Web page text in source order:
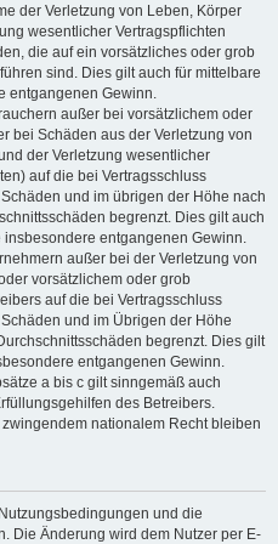
der Verletzung von Leben, Körper
wesentlicher Vertragspflichten
die auf ein vorsätzliches oder grob
sind. Dies gilt auch für mittelbare
entgangenen Gewinn.
außer bei vorsätzlichem oder
bei Schäden aus der Verletzung von
der Verletzung wesentlicher
auf die bei Vertragsschluss
und im übrigen der Höhe nach
begrenzt. Dies gilt auch
entgangenen Gewinn.
außer bei der Verletzung von
vorsätzlichem oder grob
auf die bei Vertragsschluss
und im Übrigen der Höhe
begrenzt. Dies gilt
entgangenen Gewinn.
a bis c gilt sinngemäß auch
des Betreibers.
nationalem Recht bleiben
und die
Die Änderung wird dem Nutzer per E-